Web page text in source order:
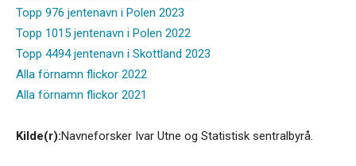
Topp 976 jentenavn i Polen 2023
Topp 1015 jentenavn i Polen 2022
Topp 4494 jentenavn i Skottland 2023
Alla förnamn flickor 2022
Alla förnamn flickor 2021
Kilde(r):Navneforsker Ivar Utne og Statistisk sentralbyrå.